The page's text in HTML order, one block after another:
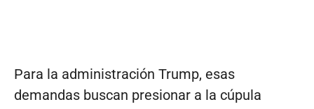
Para la administración Trump, esas
demandas buscan presionar a la cúpula